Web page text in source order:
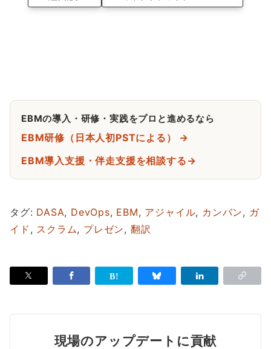
EBMの導入・研修・実践をプロと進めるなら
EBM研修（日本人初PSTによる） →
EBM導入支援・伴走支援を相談する→
タグ: DASA, DevOps, EBM, アジャイル, カンバン, ガ
イド , スクラム, プレゼン, 翻訳
現場のアップデートに貢献